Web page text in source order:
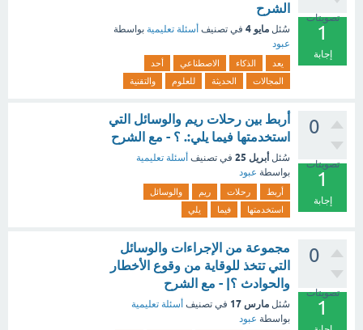
تصويتات
1
إجابة
الشرح
سُئل مايو 4 في تصنيف أسئلة تعليمية بواسطة
عبود
يعد الذكاء الاصطناعي
أحد
المجالات
الحديثة للعلوم والتقنية
0
تصويتات
1
إجابة
أربط بين رحلات ريم والوسائل التي
استخدمتها فيما يلي:. ؟ - مع الشرح
سُئل أبريل 25 في تصنيف أسئلة تعليمية
بواسطة عبود
أربط رحلات ريم
والوسائل
استخدمتها
فيما يلي
0
تصويتات
1
مجموعة من الإجراءات والوسائل
التي تتخذ للوقاية من وقوع الأخطار
والحوادث ؟| - مع الشرح
سُئل مارس 17 في تصنيف أسئلة تعليمية
بواسطة عبود